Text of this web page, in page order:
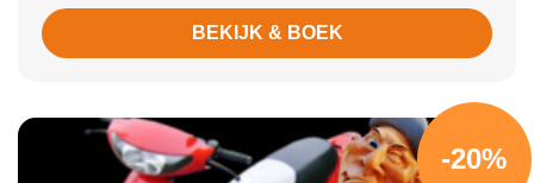
BEKIJK & BOEK
-20%